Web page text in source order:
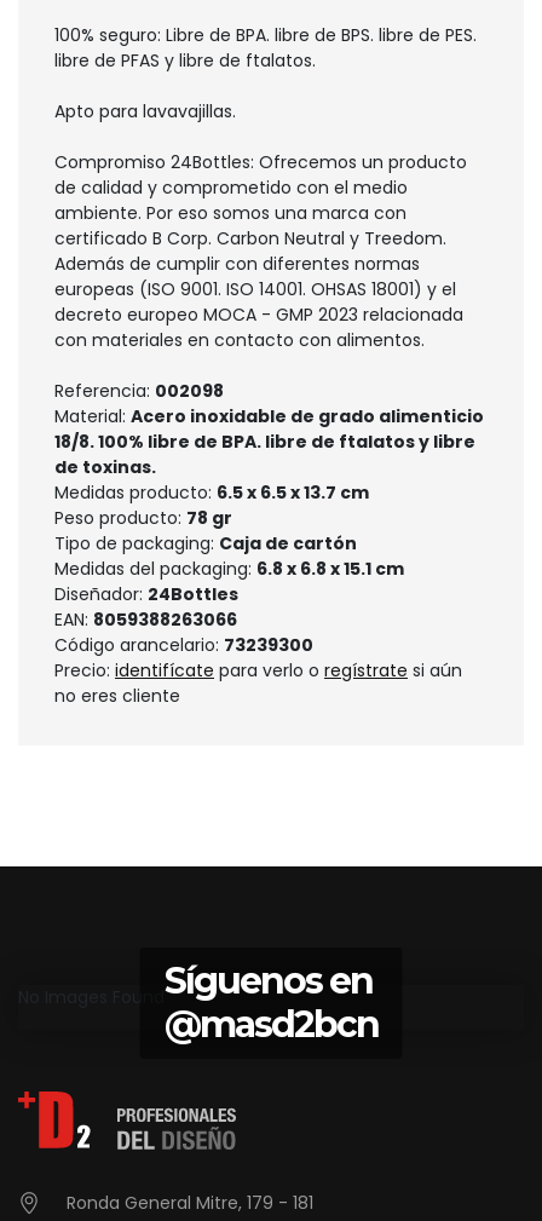
100% seguro: Libre de BPA. libre de BPS. libre de PES.
libre de PFAS y libre de ftalatos.
Apto para lavavajillas.
Compromiso 24Bottles: Ofrecemos un producto
de calidad y comprometido con el medio
ambiente. Por eso somos una marca con
certificado B Corp. Carbon Neutral y Treedom.
Además de cumplir con diferentes normas
europeas (ISO 9001. ISO 14001. OHSAS 18001) y el
decreto europeo MOCA - GMP 2023 relacionada
con materiales en contacto con alimentos.
Referencia: 002098
Material: Acero inoxidable de grado alimenticio
18/8. 100% libre de BPA. libre de ftalatos y libre
de toxinas.
Medidas producto: 6.5 x 6.5 x 13.7 cm
Peso producto: 78 gr
Tipo de packaging: Caja de cartón
Medidas del packaging: 6.8 x 6.8 x 15.1 cm
Diseñador: 24Bottles
EAN: 8059388263066
Código arancelario: 73239300
Precio: identifícate para verlo o regístrate si aún
no eres cliente
Síguenos en
@masd2bcn
Ronda General Mitre, 179 - 181